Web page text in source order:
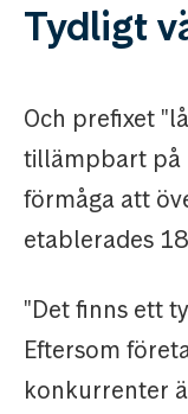
Tydligt
Och prefixet
tillämpbart på
förmåga att
etablerades
"Det finns ett
Eftersom
konkurrenter